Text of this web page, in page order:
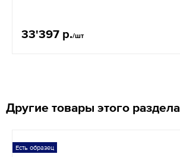
33'397 р./шт
Другие товары этого раздела
Есть образец